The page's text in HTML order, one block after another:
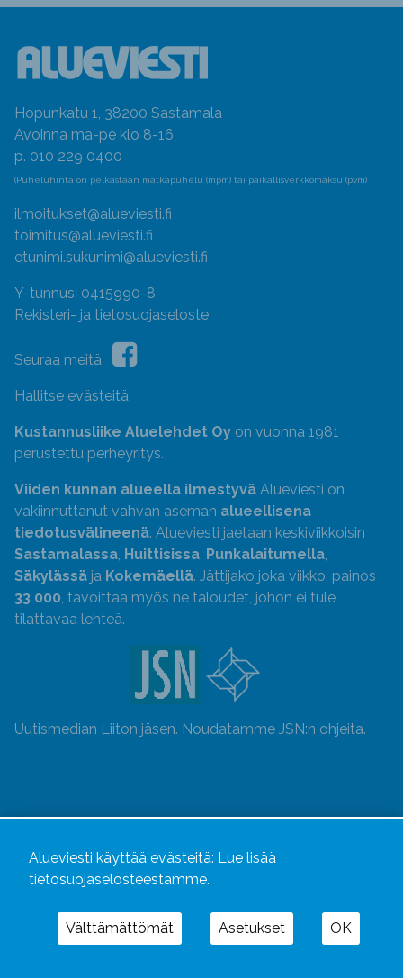
Hopunkatu 1, 38200 Sastamala
Avoinna ma-pe klo 8-16
p. 010 229 0400
(Puheluhinta on pelkästään matkapuhelu (mpm) tai paikallisverkkomaksu (pvm)
ilmoitukset@alueviesti.fi
toimitus@alueviesti.fi
etunimi.sukunimi@alueviesti.fi
Y-tunnus: 0415990-8
Rekisteri- ja tietosuojaseloste
Seuraa meitä
Hallitse evästeitä
Kustannusliike Aluelehdet Oy on vuonna 1981
perustettu perheyritys.
Viiden kunnan alueella ilmestyvä Alueviesti on
vakiinnuttanut vahvan aseman alueellisena
tiedotusvälineenä. Alueviesti jaetaan keskiviikkoisin
Sastamalassa, Huittisissa, Punkalaitumella,
Säkylässä ja Kokemäellä. Jättijako joka viikko, painos
33 000, tavoittaa myös ne taloudet, johon ei tule
tilattavaa lehteä.
Uutismedian Liiton jäsen. Noudatamme JSN:n ohjeita.
Alueviesti käyttää evästeitä: Lue lisää
tietosuojaselosteestamme.
Välttämättömät Asetukset OK